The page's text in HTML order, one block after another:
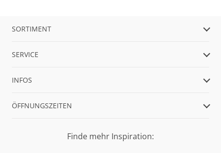
SORTIMENT
SERVICE
INFOS
ÖFFNUNGSZEITEN
Finde mehr Inspiration: